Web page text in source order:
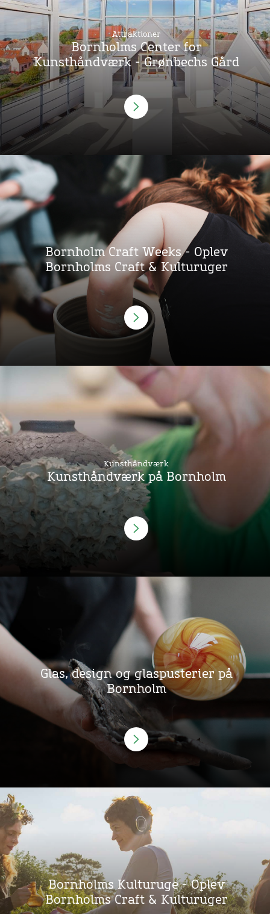
Attraktioner
Bornholms Center for
Kunsthåndværk - Grønbechs Gård
Bornholm Craft Weeks - Oplev
Bornholms Craft & Kulturuger
Kunsthåndværk
Kunsthåndværk på Bornholm
Glas, design og glaspusterier på
Bornholm
Bornholms Kulturuge - Oplev
Bornholms Craft & Kulturuger